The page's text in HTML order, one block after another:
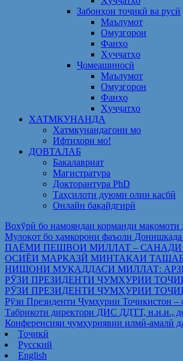
Забонҳои тоҷикӣ ва русӣ
Маълумот
Омузгорон
Фанҳо
Ҳуҷҷатҳо
Ҷомеашиносӣ
Маълумот
Омузгорон
Фанҳо
Ҳуҷҷатҳо
ХАТМКУНАНДА
Хатмкунандагони мо
Ифтихори мо!
ДОВТАЛАБ
Бакалавриат
Магистратура
Докторантура PhD
Таҳсилоти дуюми олии касбӣ
Онлайн бақайдгирӣ
Вохўрӣ бо намояндаи корманди
Мулоқот бо ҳамкорони фаъоли
ПАЁМИ ПЕШВОИ МИЛЛАТ –
ОСИЁИ МАРКАЗӢ МИНТАҚАИ
НИШОНИ МУҚАДДАСИ МИЛЛАТ:
РӮЗИ ПРЕЗИДЕНТИ ҶУМҲУРИИ
РӮЗИ ПРЕЗИДЕНТИ ҶУМҲУРИИ
Рўзи Президенти Ҷумҳурии Тоҷикистон
Табрикоти директори ДИС ДДТТ, н.и.и.,
Конференсияи ҷумҳуриявии илмӣ-амалӣ
Тоҷикӣ
Русский
English